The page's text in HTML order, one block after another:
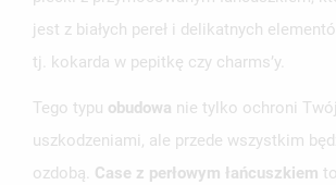
jest z białych pereł i delikatnych
tj. kokarda w pepitkę czy charms’y.
Tego typu obudowa nie tylko ochroni
uszkodzeniami, ale przede wszystkim
ozdobą. Case z perłowym łańcuszkiem